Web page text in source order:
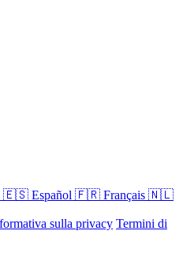
🇪🇸 Español 🇫🇷 Français 🇳🇱
sulla privacy Termini di